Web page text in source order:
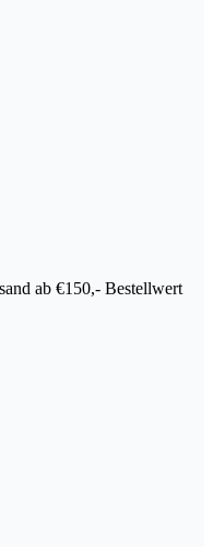
ab €150,- Bestellwert